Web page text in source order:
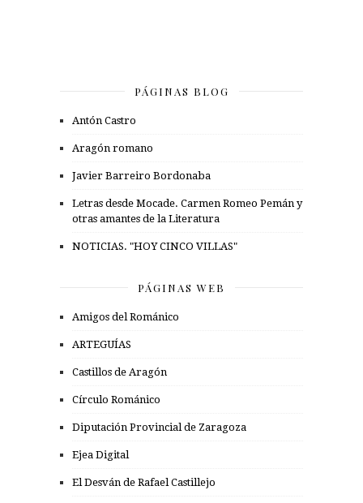
PÁGINAS BLOG
Antón Castro
Aragón romano
Javier Barreiro Bordonaba
Letras desde Mocade. Carmen Romeo Pemán y
otras amantes de la Literatura
NOTICIAS. "HOY CINCO VILLAS"
PÁGINAS WEB
Amigos del Románico
ARTEGUÍAS
Castillos de Aragón
Círculo Románico
Diputación Provincial de Zaragoza
Ejea Digital
El Desván de Rafael Castillejo